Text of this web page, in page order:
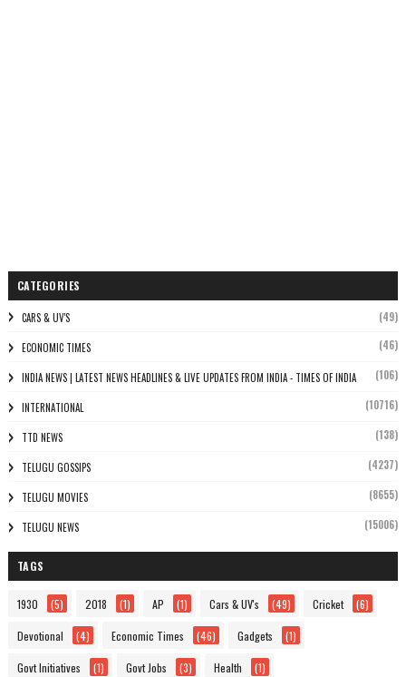
CATEGORIES
CARS & UV'S (49)
ECONOMIC TIMES (46)
INDIA NEWS | LATEST NEWS HEADLINES & LIVE UPDATES FROM INDIA - TIMES OF INDIA (106)
INTERNATIONAL (10716)
TTD NEWS (138)
TELUGU GOSSIPS (4237)
TELUGU MOVIES (8655)
TELUGU NEWS (15006)
TAGS
1930 (5) 2018 (1) AP (1) Cars & UV's (49) Cricket (6)
Devotional (4) Economic Times (46) Gadgets (1)
Govt Initiatives (1) Govt Jobs (3) Health (1)